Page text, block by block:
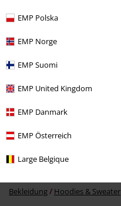
EMP Polska
EMP Norge
EMP Suomi
EMP United Kingdom
EMP Danmark
EMP Österreich
Large Belgique
-33%
Bekleidung Hoodies & Sweater